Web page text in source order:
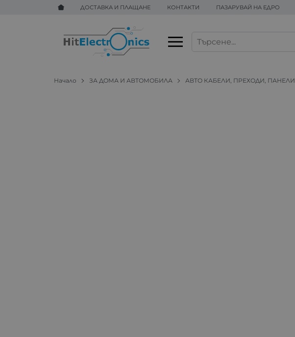
ДОСТАВКА И ПЛАЩАНЕ КОНТАКТИ ПАЗАРУВАЙ НА ЕДРО
Начало ЗА ДОМА И АВТОМОБИЛА АВТО КАБЕЛИ, ПРЕХОДИ, ПАНЕЛИ